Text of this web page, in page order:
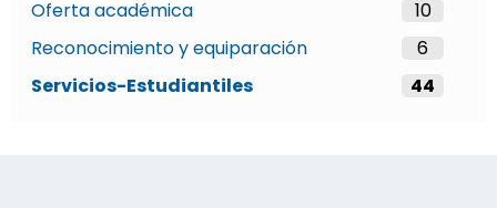
Oferta académica
10
Reconocimiento y equiparación
6
Servicios-Estudiantiles
44